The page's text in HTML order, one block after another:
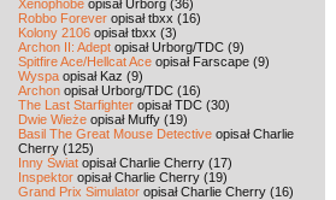
Xenophobe opisał Urborg (36)
Robbo Forever opisał tbxx (16)
Kolony 2106 opisał tbxx (3)
Archon II: Adept opisał Urborg/TDC (9)
Spitfire Ace/Hellcat Ace opisał Farscape (9)
Wyspa opisał Kaz (9)
Archon opisał Urborg/TDC (16)
The Last Starfighter opisał TDC (30)
Dwie Wieże opisał Muffy (19)
Basil The Great Mouse Detective opisał Charlie
Cherry (125)
Inny Świat opisał Charlie Cherry (17)
Inspektor opisał Charlie Cherry (19)
Grand Prix Simulator opisał Charlie Cherry (16)